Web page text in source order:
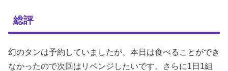
総評
幻のタンは予約していましたが、本日は食べることができ
なかったので次回はリベンジしたいです。さらに1日1組